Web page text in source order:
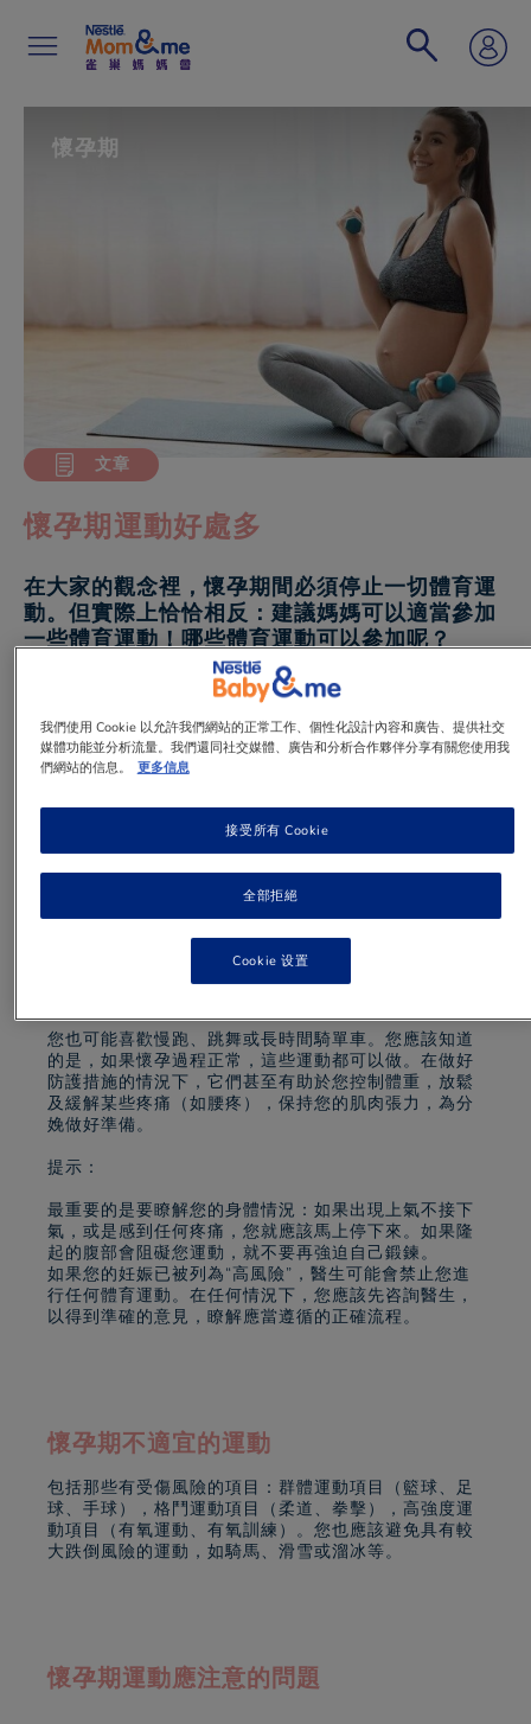
Search
懷孕期
文章
懷孕期運動好處多
在大家的觀念裡，懷孕期間必須停止一切體育運
動。但實際上恰恰相反：建議媽媽可以適當參加
一些體育運動！哪些體育運動可以參加呢？
懷孕期適宜的運動
游泳：對懷孕媽媽來說，這是一種很好的鍛鍊方式。但
擇仰泳或產前水上健身操，有助於調理和促進血液循
您也可能喜歡慢跑、跳舞或長時間騎單車。您應該知道
的是，如果懷孕過程正常，這些運動都可以做。在做好
防護措施的情況下，它們甚至有助於您控制體重，放鬆
及緩解某些疼痛（如腰疼），保持您的肌肉張力，為分
娩做好準備。
提示：
最重要的是要瞭解您的身體情況：如果出現上氣不接下
氣，或是感到任何疼痛，您就應該馬上停下來。如果隆
起的腹部會阻礙您運動，就不要再強迫自己鍛鍊。
如果您的妊娠已被列為“高風險”，醫生可能會禁止您進
行任何體育運動。在任何情況下，您應該先咨詢醫生，
以得到準確的意見，瞭解應當遵循的正確流程。
懷孕期不適宜的運動
包括那些有受傷風險的項目：群體運動項目（籃球、足
球、手球），格鬥運動項目（柔道、拳擊），高強度運
動項目（有氧運動、有氧訓練）。您也應該避免具有較
大跌倒風險的運動，如騎馬、滑雪或溜冰等。
懷孕期運動應注意的問題
我們使用 Cookie 以允許我們網站的正常工作、個性化設計內容和廣告、提供社交
媒體功能並分析流量。我們還同社交媒體、廣告和分析合作夥伴分享有關您使用我
們網站的信息。
更多信息
全部拒絕
接受所有 Cookie
Cookie 设置